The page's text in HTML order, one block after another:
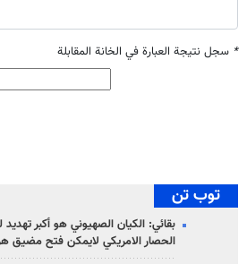
* سجل نتيجة العبارة في الخانة المقابلة
توب تن
بقائي: الكيان الصهيوني هو أكبر
الحصار الامريكي لايمكن فتح مضيق